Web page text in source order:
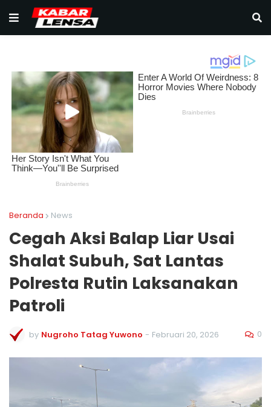
Beranda News
Cegah Aksi Balap Liar Usai
Shalat Subuh, Sat Lantas
Polresta Rutin Laksanakan
Patroli
by Nugroho Tatag Yuwono - Februari 20, 2026 0